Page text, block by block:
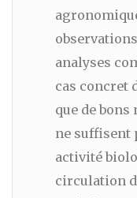
analyses
cas concret
que de
ne suffisent
activité
circulation